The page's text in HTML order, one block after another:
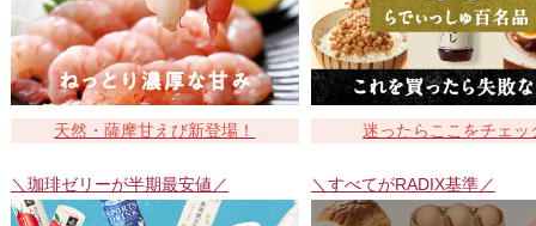
天然・薩摩甘えび新登場！ 迷ったらここをチェッ
＼珈琲ゼリーが半期最安値／ ＼すべてがRADIX基準／